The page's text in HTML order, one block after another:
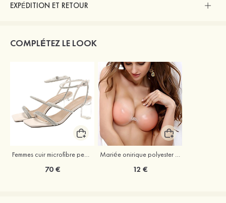
EXPÉDITION ET RETOUR
COMPLÉTEZ LE LOOK
Femmes cuir microfibre peep toe sandales talon bottier chaussures d'extérieur avec cristal
70 €
Mariée onirique polyester soutien-gorge
12 €